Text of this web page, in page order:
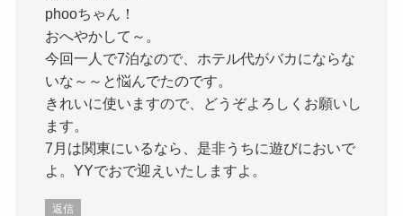
phooちゃん！
おへやかして～。
今回一人で7泊なので、ホテル代がバカにならな
いな～～と悩んでたのです。
きれいに使いますので、どうぞよろしくお願いし
ます。
7月は関東にいるなら、是非うちに遊びにおいで
よ。YYでおで迎えいたしますよ。
返信